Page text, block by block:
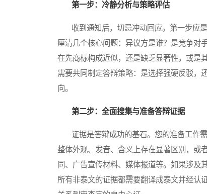
第一步：冷静分析与策略评估
收到通知后，切忌冲动回应。第一步应是
厘清几个核心问题：异议方是谁？是竞争对
在先商标构成近似，还是缺乏显著性，或是
需要共同制定答辩策略：是选择强硬反驳，
向。
第二步：全面搜集与准备答辩证据
证据是答辩成功的基石。您的准备工作需
整体外观、发音、含义上存在显著区别，或
同、广告宣传材料、媒体报道等。如果涉及
所有非泰文的证据都需要翻译成泰文并经认